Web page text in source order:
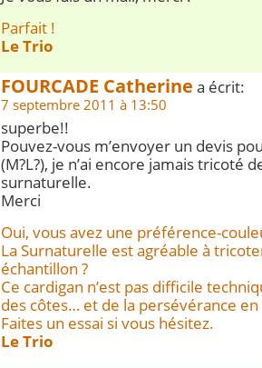
Parfait !
Le Trio
FOURCADE Catherine a écrit:
7 septembre 2011 à 13:50
superbe!!
Pouvez-vous m’envoyer un devis
(M?L?), je n’ai encore jamais tricoté
surnaturelle.
Merci
Oui, vous avez une préférence-
La Surnaturelle est agréable à
échantillon ?
Ce cardigan n’est pas difficile
des côtes… et de la persévérance
Faites un essai si vous hésitez.
Le Trio